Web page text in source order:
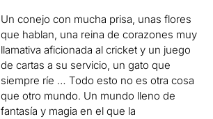
Un conejo con mucha prisa, unas flores
que hablan, una reina de corazones muy
llamativa aficionada al cricket y un juego
de cartas a su servicio, un gato que
siempre ríe … Todo esto no es otra cosa
que otro mundo. Un mundo lleno de
fantasía y magia en el que la